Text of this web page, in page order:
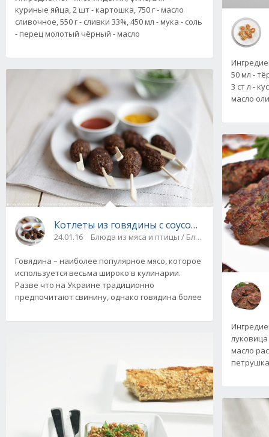
куриные яйца, 2 шт - картошка, 750 г - масло
сливочное, 550 г - сливки 33%, 450 мл - мука - соль
- перец молотый чёрный - масло
Котлеты из говядины с соусом табаско
24.01.16 Блюда из мяса и птицы / Блюда из фарша
Говядина – наиболее популярное мясо, которое
используется весьма широко в кулинарии.
Разве что на Украине традиционно
предпочитают свинину, однако говядина более
50 мл -
3 ст л -
масло
луковица
масло